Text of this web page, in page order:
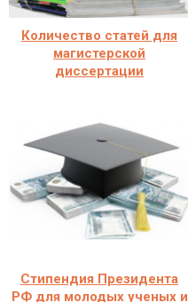
Количество статей для
магистерской
диссертации
Стипендия Президента
РФ для молодых ученых и